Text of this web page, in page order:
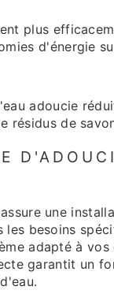
plus
d'énergie
adoucie
résidus de
une
les besoins
adapté à vos
garantit un